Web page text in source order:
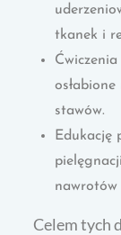
tkanek i
stawów.
Edukację
nawrotów
Celem tych